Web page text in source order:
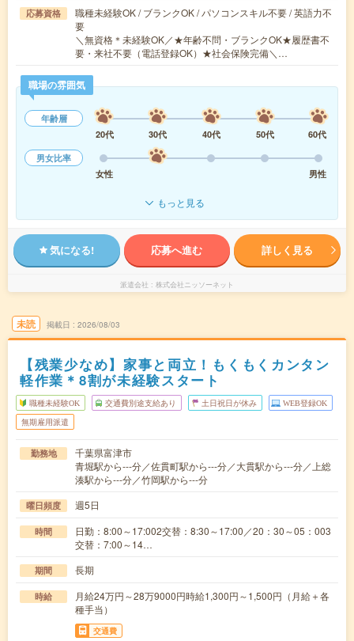
応募資格
職種未経験OK / ブランクOK / パソコンスキル不要 / 英語力不
要
＼無資格＊未経験OK／★年齢不問・ブランクOK★履歴書不
要・来社不要（電話登録OK）★社会保険完備＼…
職場の雰囲気
年齢層
20代
30代 40代 50代
60代
男女比率
女性
男性
もっと見る
気になる! 応募へ進む 詳しく見る
派遣会社 株式会社ニッソーネット
未読 掲載日 2026/08/03
【残業少なめ】家事と両立！もくもくカンタン
軽作業＊8割が未経験スタート
職種未経験OK 交通費別途支給あり 土日祝日が休み WEB登録OK
無期雇用派遣
勤務地
千葉県富津市
青堀駅から---分／佐貫町駅から---分／大貫駅から---分／上総
湊駅から---分／竹岡駅から---分
曜日頻度 週5日
時間
日勤：8:00～17:002交替：8:30～17:00／20：30～05：003
交替：7:00～14…
期間 長期
時給
月給24万円～28万9000円時給1,300円～1,500円（月給＋各
種手当）
交通費